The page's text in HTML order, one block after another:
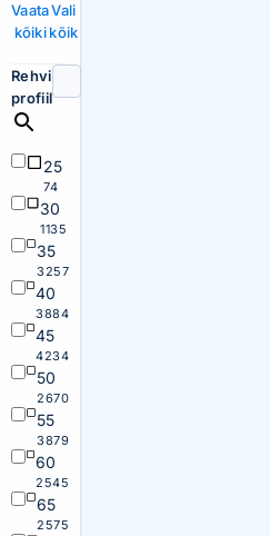
Vaata
kõiki
Vali
kõik
Rehvi
profiil
25
74
30
1135
35
3257
40
3884
45
4234
50
2670
55
3879
60
2545
65
2575